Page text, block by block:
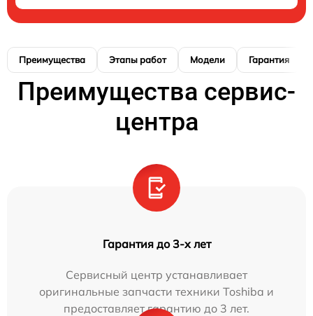
Преимущества Этапы работ Модели Гарантия
Преимущества сервис-
центра
Гарантия до 3-х лет
Сервисный центр устанавливает
оригинальные запчасти техники Toshiba и
предоставляет гарантию до 3 лет.